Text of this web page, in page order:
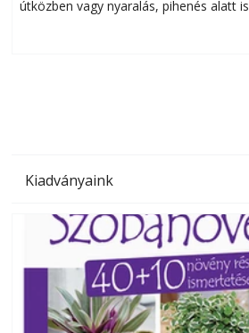
útközben vagy nyaralás, pihenés alatt
Kiadványaink